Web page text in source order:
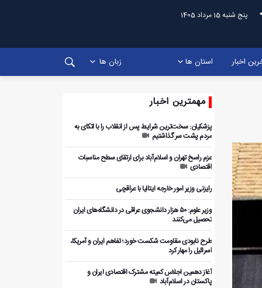
پنج شنبه 15 مرداد 1405
اخبار استان ها زبان ها
مهمترین اخبار
پزشکیان: سخت‌ترین شرایط پس از انقلاب را با اتکای به
مردم پشت سر گذاشتیم
عزم راسخ تهران و اسلام‌آباد برای ارتقای سطح مناسبات
اقتصادی
رایزنی وزیر امور خارجه ایتالیا با عراقچی
وزیر علوم: ۵۰ هزار دانشجوی عراقی در دانشگاه‌های ایران
تحصیل می‌کنند
طرح نابودی مقاومت شکست خورد؛ تفاهم ایران و آمریکا،
اسرائیل را مهار کرد
آغاز دهمین اجلاس کمیته مشترک اقتصادی ایران و
پاکستان در اسلام‌آباد